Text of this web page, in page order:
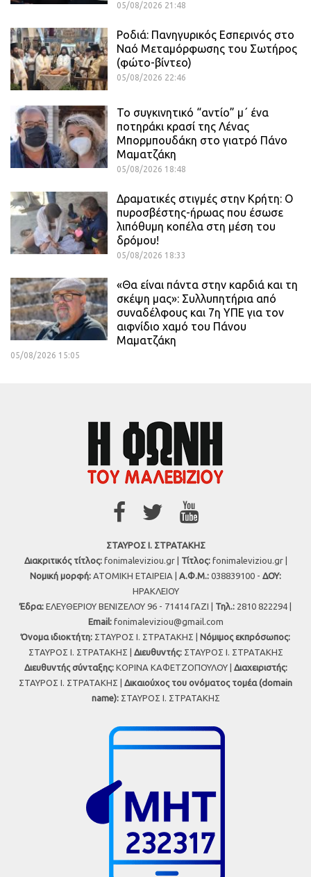
05/08/2026 21:48
Ροδιά: Πανηγυρικός Εσπερινός στο
Ναό Μεταμόρφωσης του Σωτήρος
(φώτο-βίντεο)
05/08/2026 22:46
Το συγκινητικό “αντίο” μ΄ ένα
ποτηράκι κρασί της Λένας
Μπορμπουδάκη στο γιατρό Πάνο
Μαματζάκη
05/08/2026 18:48
Δραματικές στιγμές στην Κρήτη: Ο
πυροσβέστης-ήρωας που έσωσε
λιπόθυμη κοπέλα στη μέση του
δρόμου!
05/08/2026 18:33
«Θα είναι πάντα στην καρδιά και τη
σκέψη μας»: Συλλυπητήρια από
συναδέλφους και 7η ΥΠΕ για τον
αιφνίδιο χαμό του Πάνου
Μαματζάκη
05/08/2026 15:05
ΣΤΑΥΡΟΣ Ι. ΣΤΡΑΤΑΚΗΣ
Διακριτικός τίτλος:fonimaleviziou.gr | Τίτλος:fonimaleviziou.gr |
Νομική μορφή: ΑΤΟΜΙΚΗ ΕΤΑΙΡΕΙΑ | Α.Φ.Μ.: 038839100 - ΔΟΥ:
ΗΡΑΚΛΕΙΟΥ
Έδρα: ΕΛΕΥΘΕΡΙΟΥ ΒΕΝΙΖΕΛΟΥ 96 - 71414 ΓΑΖΙ | Τηλ.: 2810 822294 |
Εmail: fonimaleviziou@gmail.com
Όνομα ιδιοκτήτη: ΣΤΑΥΡΟΣ Ι. ΣΤΡΑΤΑΚΗΣ | Νόμιμος εκπρόσωπος:
ΣΤΑΥΡΟΣ Ι. ΣΤΡΑΤΑΚΗΣ | Διευθυντής:ΣΤΑΥΡΟΣ Ι. ΣΤΡΑΤΑΚΗΣ
Διευθυντής σύνταξης:ΚΟΡΙΝΑ ΚΑΦΕΤΖΟΠΟΥΛΟΥ | Διαχειριστής:
ΣΤΑΥΡΟΣ Ι. ΣΤΡΑΤΑΚΗΣ | Δικαιούχος του ονόματος τομέα (domain
name):ΣΤΑΥΡΟΣ Ι. ΣΤΡΑΤΑΚΗΣ